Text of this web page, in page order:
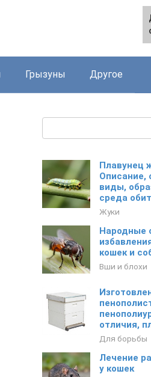
Грызуны Другое
Плавунец
Описание,
виды,
среда
Жуки
Народные
кошек и
Вши и блохи
отличия,
Для борьбы
Лечение
у кошек